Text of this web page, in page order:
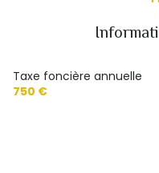
Taxe foncière annuelle
750 €